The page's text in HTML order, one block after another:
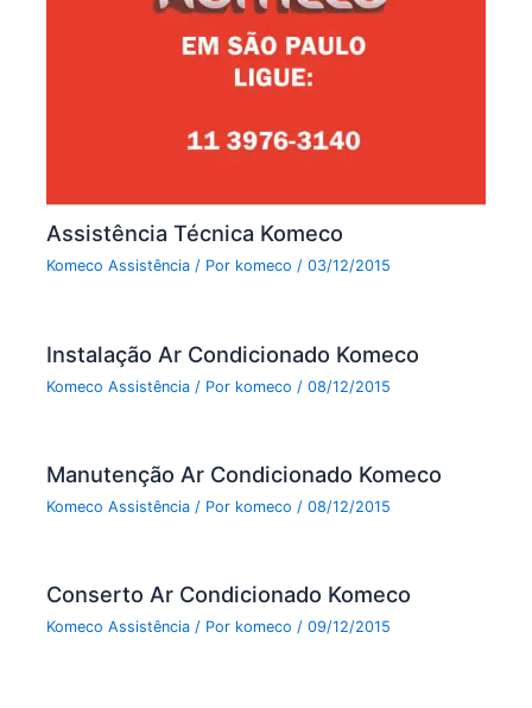
Assistência Técnica Komeco
Komeco Assistência / Por komeco/03/12/2015
Instalação Ar Condicionado Komeco
Komeco Assistência / Por komeco /08/12/2015
Manutenção Ar Condicionado Komeco
Komeco Assistência / Por komeco /08/12/2015
Conserto Ar Condicionado Komeco
Komeco Assistência / Por komeco/09/12/2015